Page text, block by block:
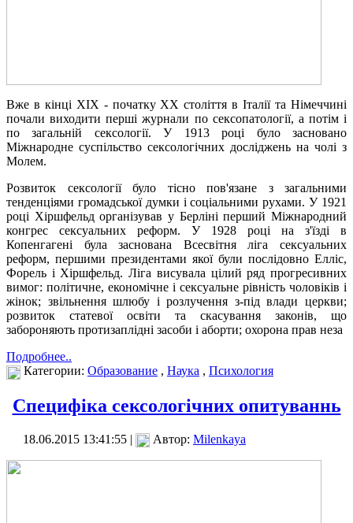
Вже в кінці XIX - початку XX століття в Італії та Німеччині
почали виходити перші журнали по сексопатології, а потім і
по загальній сексології. У 1913 році було засновано
Міжнародне суспільство сексологічних досліджень на чолі з
Молем.
Розвиток сексології було тісно пов'язане з загальними
тенденціями громадської думки і соціальними рухами. У 1921
році Хіршфельд організував у Берліні перший Міжнародний
конгрес сексуальних реформ. У 1928 році на з'їзді в
Копенгагені була заснована Всесвітня ліга сексуальних
реформ, першими президентами якої були послідовно Елліс,
Форель і Хіршфельд. Ліга висувала цілий ряд прогресивних
вимог: політичне, економічне і сексуальне рівність чоловіків і
жінок; звільнення шлюбу і розлучення з-під влади церкви;
розвиток статевої освіти та скасування законів, що
забороняють протизаплідні засоби і аборти; охорона прав неза
Подробнее..
Категории: Образование , Наука , Психология
Специфіка сексологічних опитуваннь
18.06.2015 13:41:55 | Автор: Milenkaya